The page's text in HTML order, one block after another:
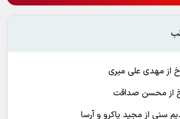
از مهدی علی میری
از محسن صداقت
سنی از مجید پاکرو و آرسا